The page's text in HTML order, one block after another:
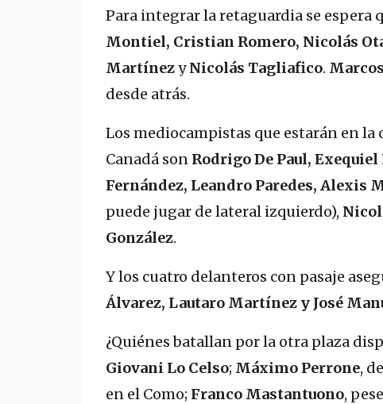
Para integrar la retaguardia se espera
Montiel, Cristian Romero, Nicolás
MartínezyNicolás Tagliafico.
desde atrás.
Los mediocampistas que estarán en la
Canadá son Rodrigo De Paul,
Fernández, Leandro Paredes, Alexis
puede jugar de lateral izquierdo),
González.
Y los cuatro delanteros con pasaje
Álvarez, Lautaro Martínez y José
¿Quiénes batallan por la otra plaza
Giovani Lo Celso; Máximo Perrone,
en el Como; Franco Mastantuono,